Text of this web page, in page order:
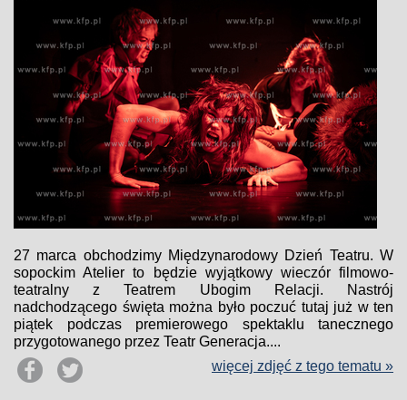
27 marca obchodzimy Międzynarodowy Dzień Teatru. W
sopockim Atelier to będzie wyjątkowy wieczór filmowo-
teatralny z Teatrem Ubogim Relacji. Nastrój
nadchodzącego święta można było poczuć tutaj już w ten
piątek podczas premierowego spektaklu tanecznego
przygotowanego przez Teatr Generacja....
więcej zdjęć z tego tematu »